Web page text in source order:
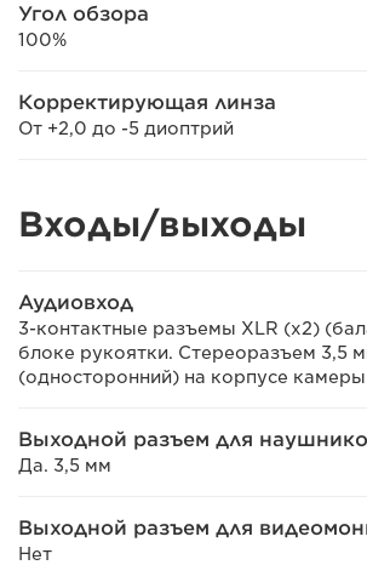
Угол обзора
100%
Корректирующая линза
От +2,0 до -5 диоптрий
Входы/выходы
Аудиовход
3-контактные разъемы XLR (x2)
блоке рукоятки. Стереоразъем 3,5
(односторонний) на корпусе камеры
Выходной разъем для
Да. 3,5 мм
Выходной разъем для
Нет